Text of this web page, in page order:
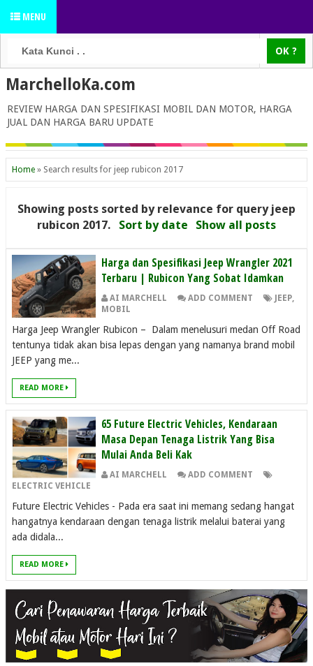
MENU
MarchelloKa.com
REVIEW HARGA DAN SPESIFIKASI MOBIL DAN MOTOR, HARGA
JUAL DAN HARGA BARU UPDATE
Home » Search results for jeep rubicon 2017
Showing posts sorted by relevance for query jeep
rubicon 2017. Sort by date Show all posts
Harga dan Spesifikasi Jeep Wrangler 2021
Terbaru | Rubicon Yang Sobat Idamkan
AI MARCHELL ADD COMMENT JEEP,
MOBIL
Harga Jeep Wrangler Rubicon – Dalam menelusuri medan Off Road
tentunya tidak akan bisa lepas dengan yang namanya brand mobil
JEEP yang me...
READ MORE
65 Future Electric Vehicles, Kendaraan
Masa Depan Tenaga Listrik Yang Bisa
Mulai Anda Beli Kak
AI MARCHELL
ADD COMMENT
ELECTRIC VEHICLE
Future Electric Vehicles - Pada era saat ini memang sedang hangat
hangatnya kendaraan dengan tenaga listrik melalui baterai yang
ada didala...
READ MORE